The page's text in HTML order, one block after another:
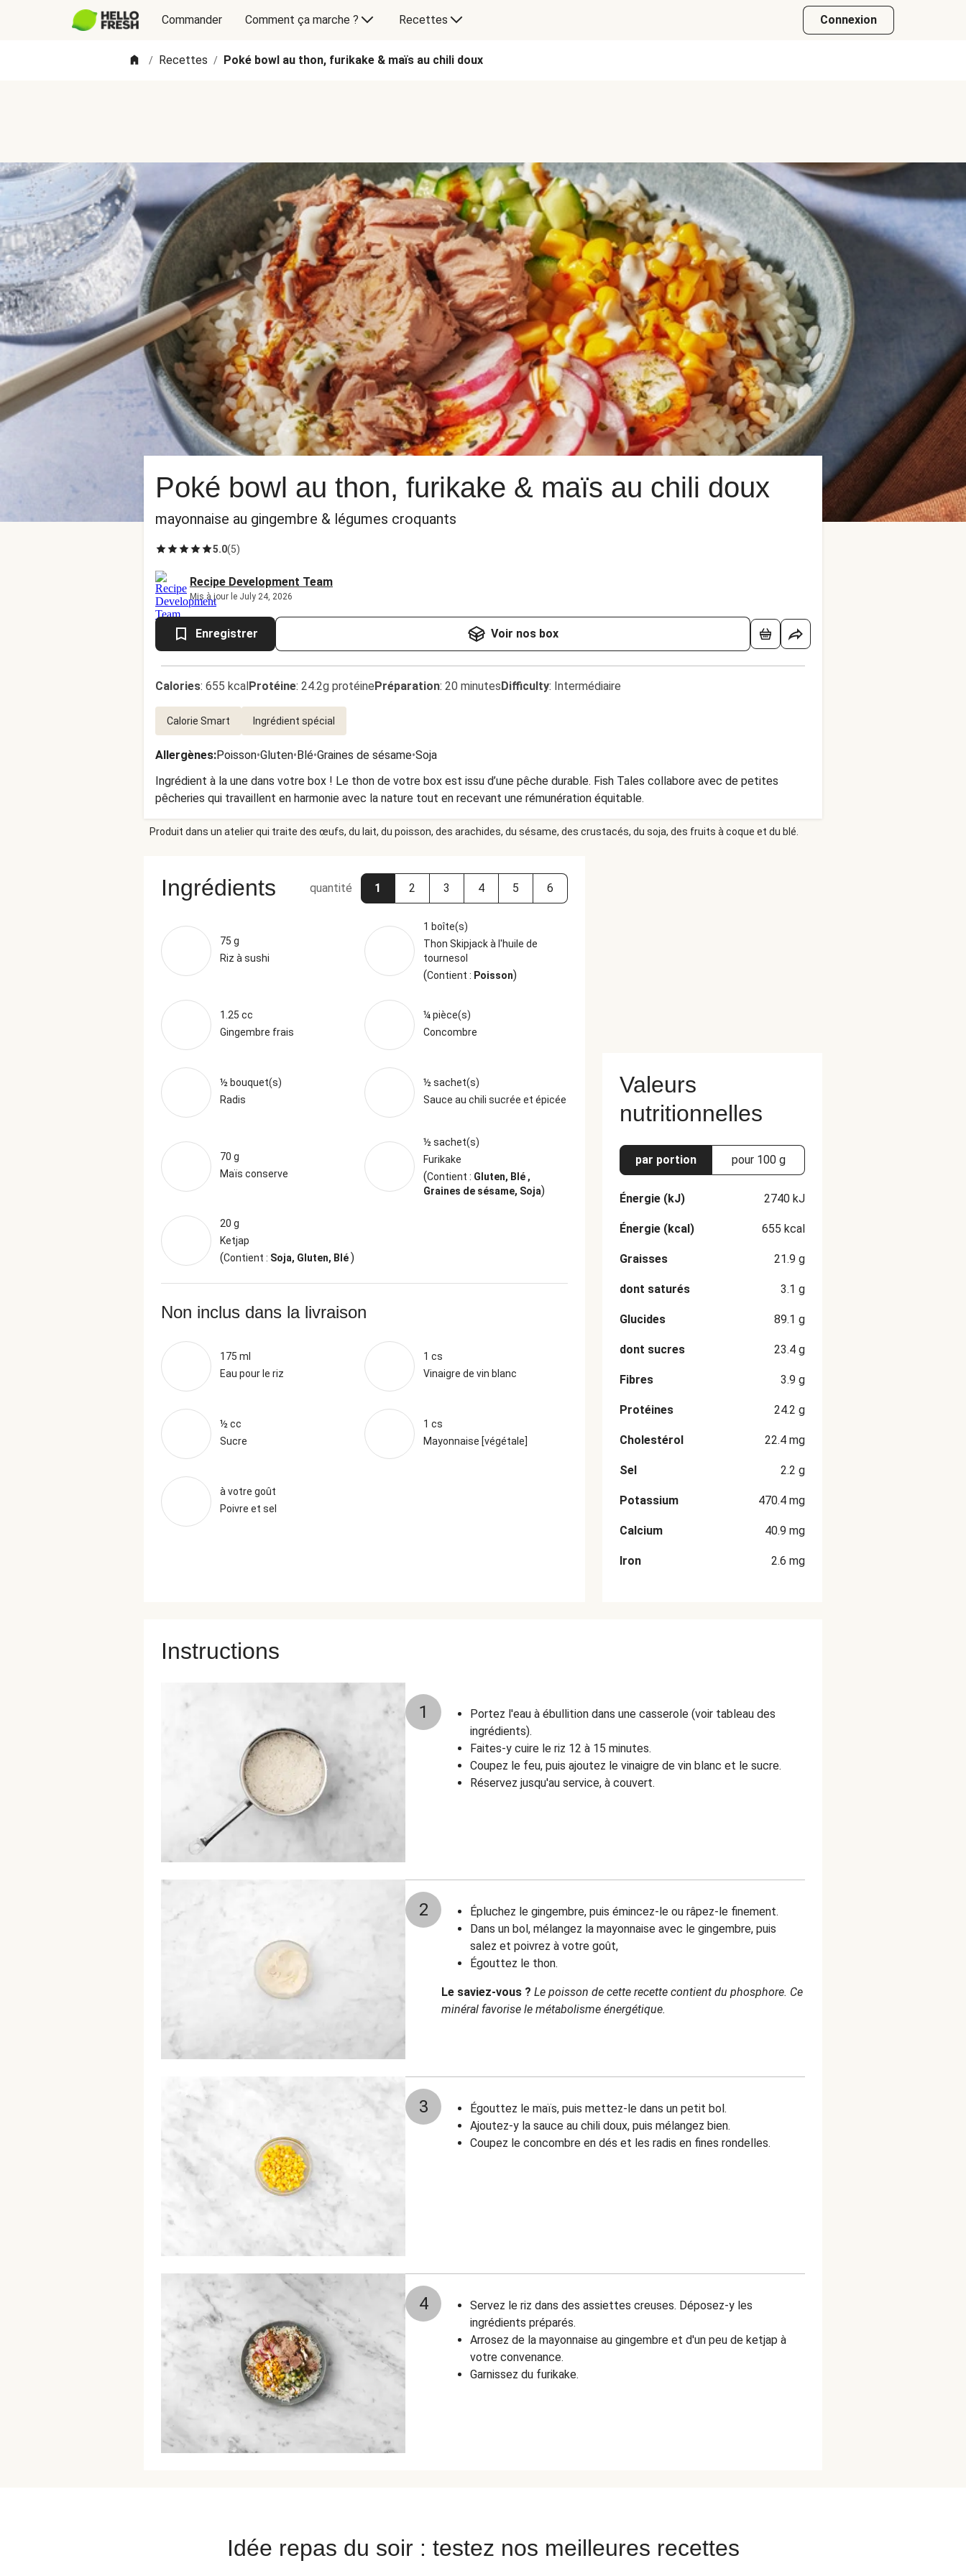
Commander Comment ça marche ? Recettes Connexion
/ Recettes / Poké bowl au thon, furikake & maïs au chili doux
Poké bowl au thon, furikake & maïs au chili doux
mayonnaise au gingembre & légumes croquants
5.0(5)
Recipe Development Team
Mis à jour le July 24, 2026
Enregistrer Voir nos box
Calories: 655 kcalProtéine: 24.2g protéinePréparation: 20 minutesDifficulty: Intermédiaire
Calorie Smart Ingrédient spécial
Allergènes:Poisson•Gluten•Blé•Graines de sésame•Soja
Ingrédient à la une dans votre box ! Le thon de votre box est issu d’une pêche durable. Fish Tales collabore avec de petites
pêcheries qui travaillent en harmonie avec la nature tout en recevant une rémunération équitable.
Produit dans un atelier qui traite des œufs, du lait, du poisson, des arachides, du sésame, des crustacés, du soja, des fruits à coque et du blé.
Ingrédients quantité 1 2 3 4 5 6
75 g
Riz à sushi
1 boîte(s)
Thon Skipjack à l'huile de
tournesol
(Contient : Poisson)
1.25 cc
Gingembre frais
¼ pièce(s)
Concombre
½ bouquet(s)
Radis
½ sachet(s)
Sauce au chili sucrée et épicée
70 g
Maïs conserve
½ sachet(s)
Furikake
(Contient : Gluten, Blé ,
Graines de sésame, Soja)
20 g
Ketjap
(Contient : Soja, Gluten, Blé)
Non inclus dans la livraison
175 ml
Eau pour le riz
1 cs
Vinaigre de vin blanc
½ cc
Sucre
1 cs
Mayonnaise [végétale]
à votre goût
Poivre et sel
Valeurs
nutritionnelles
par portion pour 100 g
Énergie (kJ) 2740 kJ
Énergie (kcal) 655 kcal
Graisses 21.9 g
dont saturés 3.1 g
Glucides 89.1 g
dont sucres 23.4 g
Fibres 3.9 g
Protéines 24.2 g
Cholestérol 22.4 mg
Sel 2.2 g
Potassium 470.4 mg
Calcium 40.9 mg
Iron 2.6 mg
Instructions
1
Portez l'eau à ébullition dans une casserole (voir tableau des
ingrédients).
Faites-y cuire le riz 12 à 15 minutes.
Coupez le feu, puis ajoutez le vinaigre de vin blanc et le sucre.
Réservez jusqu'au service, à couvert.
2
Épluchez le gingembre, puis émincez-le ou râpez-le finement.
Dans un bol, mélangez la mayonnaise avec le gingembre, puis
salez et poivrez à votre goût,
Égouttez le thon.
Le saviez-vous ? Le poisson de cette recette contient du phosphore. Ce
minéral favorise le métabolisme énergétique.
3
Égouttez le maïs, puis mettez-le dans un petit bol.
Ajoutez-y la sauce au chili doux, puis mélangez bien.
Coupez le concombre en dés et les radis en fines rondelles.
4
Servez le riz dans des assiettes creuses. Déposez-y les
ingrédients préparés.
Arrosez de la mayonnaise au gingembre et d'un peu de ketjap à
votre convenance.
Garnissez du furikake.
Idée repas du soir : testez nos meilleures recettes